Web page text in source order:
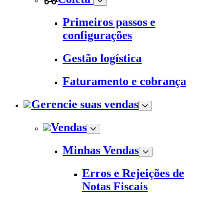
Primeiros passos e
configurações
Gestão logística
Faturamento e cobrança
Gerencie suas vendas
Vendas
Minhas Vendas
Erros e Rejeições de
Notas Fiscais